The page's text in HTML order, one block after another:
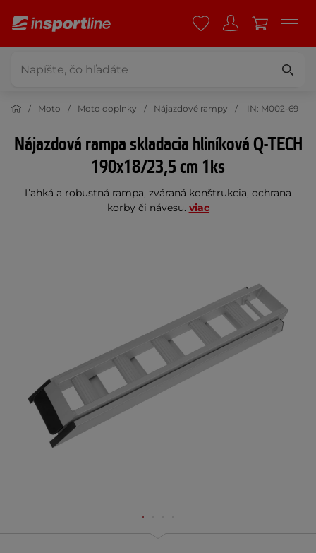
Moto Moto doplnky Nájazdové rampy IN: M002-69
Nájazdová rampa skladacia hliníková Q-TECH
190x18/23,5 cm 1ks
Ľahká a robustná rampa, zváraná konštrukcia, ochrana
korby či návesu. viac